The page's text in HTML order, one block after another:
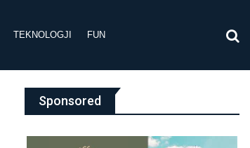
TEKNOLOGJI FUN
Sponsored